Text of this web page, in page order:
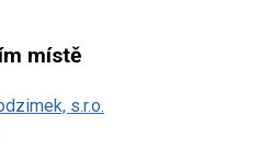
místě
s.r.o.